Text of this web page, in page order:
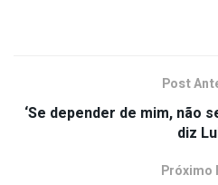
Post
‘Se depender de mim, não
diz
Próximo